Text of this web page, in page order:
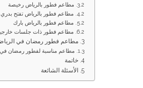
مطاعم فطور بالرياض رخيصة
مطاعم فطور بالرياض تفتح بدري
مطاعم فطور بالرياض بارك
مطاعم فطور ذات جلسات
مطاعم فطور رمضان في الرياض
مطاعم مناسبة لفطور رمضان في
خاتمة
الأسئلة الشائعة